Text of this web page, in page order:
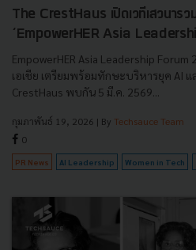
The CrestHaus เปิดเวทีเสวนาร
‘EmpowerHER Asia
EmpowerHER Asia Leadership
เอเชีย เตรียมพร้อมทักษะบริหารยุค AI
CrestHaus พบกัน 5 มี.ค. 2569...
กุมภาพันธ์ 19, 2026 | By Techsauce Team
0
PR News AI Leadership Women in Tech